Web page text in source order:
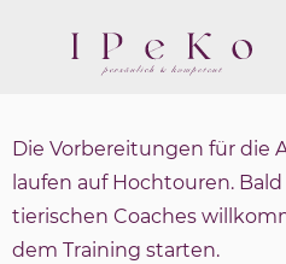
Die Vorbereitungen für die
laufen auf Hochtouren.
tierischen Coaches
dem Training starten.